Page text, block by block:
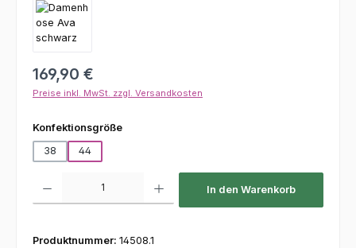
Regulärer Preis:
169,90 €
Preise inkl. MwSt. zzgl. Versandkosten
Konfektionsgrößeauswählen
38
44
In den Warenkorb
Produktnummer: 14508.1